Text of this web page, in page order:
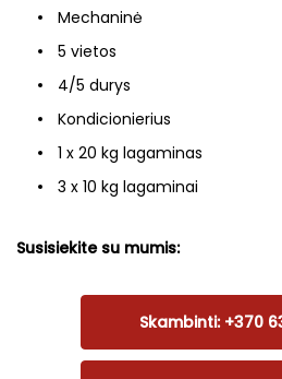
Mechaninė
5 vietos
4/5 durys
Kondicionierius
1 x 20 kg lagaminas
3 x 10 kg lagaminai
Susisiekite su mumis:
Skambinti: +370